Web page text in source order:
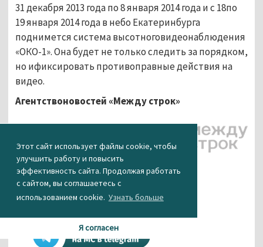
Этот сайт использует файлы cookie, чтобы
улучшить работу и повысить
эффективность сайта. Продолжая работать
с сайтом, вы соглашаетесь с
использованием cookie. Узнать больше
Я согласен
31 декабря 2013 года по 8 января 2014 года и с 18по
19 января 2014 года в небо Екатеринбурга
поднимется система высотноговидеонаблюдения
«ОКО-1». Она будет не только следить за порядком,
но ификсировать противоправные действия на
видео.
Агентствоновостей «Между строк»
КАК ВАМ НОВОСТЬ?